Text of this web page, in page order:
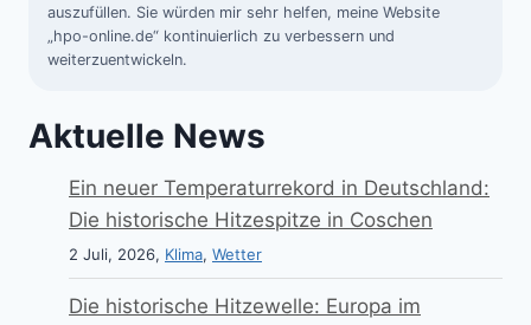
auszufüllen. Sie würden mir sehr helfen, meine Website
„hpo-online.de“ kontinuierlich zu verbessern und
weiterzuentwickeln.
Aktuelle News
Ein neuer Temperaturrekord in Deutschland:
Die historische Hitzespitze in Coschen
2 Juli, 2026, Klima, Wetter
Die historische Hitzewelle: Europa im